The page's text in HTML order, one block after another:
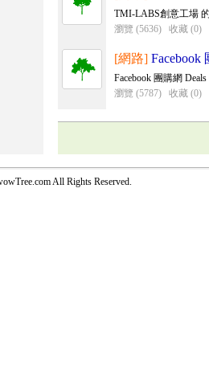
TMI-LABS創意工場
瀏覽 (5636)
收藏 (0)
[網路] Facebook
Facebook 團購網
瀏覽 (5787)
收藏 (0)
All Rights Reserved.